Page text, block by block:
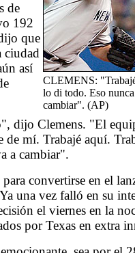
CLEMENS:
lo di todo. Eso
cambiar". (AP)
de
192
que
ciudad
así
dijo Clemens. "El
de mí. Trabajé aquí.
a cambiar".
convertirse en el
una vez falló en su
el viernes en la
por Texas en extra